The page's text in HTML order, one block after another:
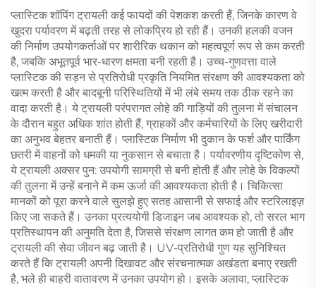
प्लास्टिक शॉपिंग ट्रायली कई फायदों की पेशकश करती हैं, जिनके कारण वे
खुदरा पर्यावरण में बढ़ती तरह से लोकप्रिय हो रही हैं। उनकी हलकी वजन
की निर्माण उपयोगकर्ताओं पर शारीरिक थकान को महत्वपूर्ण रूप से कम करती
है, जबकि अभूतपूर्व भार-धारण क्षमता बनी रहती है। उच्च-गुणवत्ता वाले
प्लास्टिक की सड़न से प्रतिरोधी प्रकृति नियमित संरक्षण की आवश्यकता को
खत्म करती है और बादबूनी परिस्थितियों में भी लंबे समय तक ठीक रहने का
वादा करती है। ये ट्रायली परंपरागत लोहे की गाड़ियों की तुलना में संचालन
के दौरान बहुत अधिक शांत होती हैं, ग्राहकों और कर्मचारियों के लिए खरीदारी
का अनुभव बेहतर बनाती हैं। प्लास्टिक निर्माण भी दुकान के फर्श और पार्किंग
छतरी में वाहनों को धमकी या नुकसान से बचाता है। पर्यावरणीय दृष्टिकोण से,
ये ट्रायली अक्सर पुन: उपयोगी सामग्री से बनी होती हैं और लोहे के विकल्पों
की तुलना में उन्हें बनाने में कम ऊर्जा की आवश्यकता होती है। चिकित्सा
मानकों को पूरा करने वाले सुलझे हुए सतह आसानी से सफाई और स्टरिलाइज़
किए जा सकते हैं। उनका प्रत्ययोगी डिजाइन जब आवश्यक हो, तो सरल भाग
प्रतिस्थापन की अनुमति देता है, जिससे संरक्षण लागत कम हो जाती है और
ट्रायली की सेवा जीवन बढ़ जाती है। UV-प्रतिरोधी गुण यह सुनिश्चित
करते हैं कि ट्रायली अपनी दिखावट और संरचनात्मक अखंडता बनाए रखती
है, भले ही बाहरी वातावरण में उनका उपयोग हो। इसके अलावा, प्लास्टिक